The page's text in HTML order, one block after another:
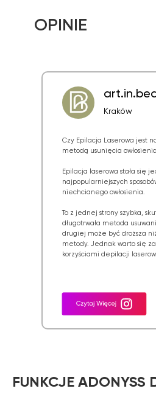
Czy Epilacja Laserowa jest
metodą usunięcia
Epilacja laserowa stała się
najpopularniejszych
niechcianego owłosienia.
To z jednej strony szybka,
długotrwała metoda
drugiej może być droższa
metody. Jednak warto się
korzyściami depilacji
Kraków
FUNKCJE ADONYSS